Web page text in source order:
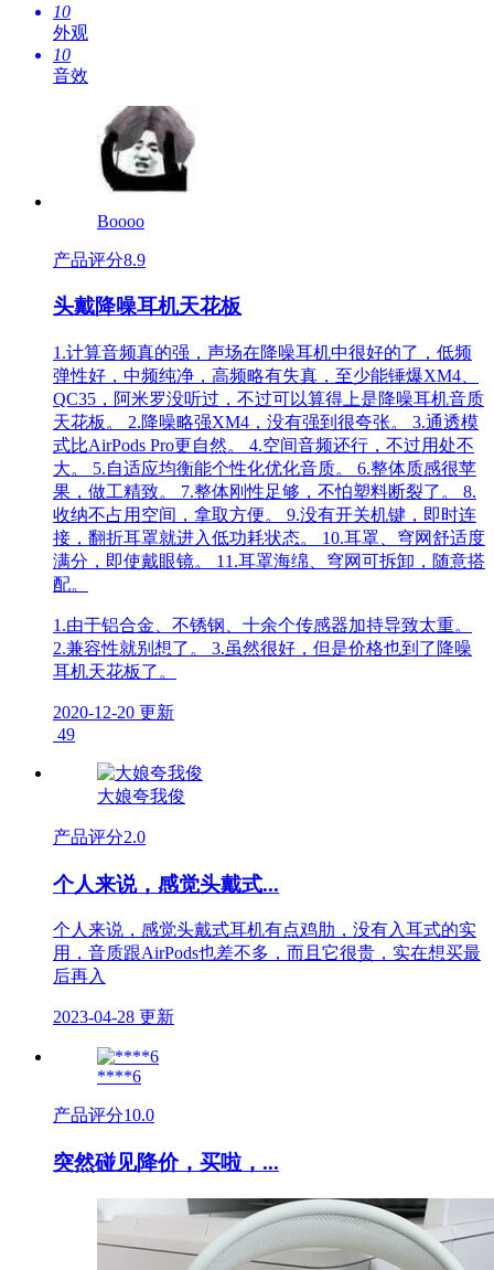
10
外观
10
音效
Boooo
产品评分8.9
头戴降噪耳机天花板
1.计算音频真的强，声场在降噪耳机中很好的了，低频
弹性好，中频纯净，高频略有失真，至少能锤爆XM4、
QC35，阿米罗没听过，不过可以算得上是降噪耳机音质
天花板。 2.降噪略强XM4，没有强到很夸张。 3.通透模
式比AirPods Pro更自然。 4.空间音频还行，不过用处不
大。 5.自适应均衡能个性化优化音质。 6.整体质感很苹
果，做工精致。 7.整体刚性足够，不怕塑料断裂了。 8.
收纳不占用空间，拿取方便。 9.没有开关机键，即时连
接，翻折耳罩就进入低功耗状态。 10.耳罩、穹网舒适度
满分，即使戴眼镜。 11.耳罩海绵、穹网可拆卸，随意搭
配。
1.由于铝合金、不锈钢、十余个传感器加持导致太重。
2.兼容性就别想了。 3.虽然很好，但是价格也到了降噪
耳机天花板了。
2020-12-20 更新
49
大娘夸我俊
产品评分2.0
个人来说，感觉头戴式...
个人来说，感觉头戴式耳机有点鸡肋，没有入耳式的实
用，音质跟AirPods也差不多，而且它很贵，实在想买最
后再入
2023-04-28 更新
****6
产品评分10.0
突然碰见降价，买啦，...